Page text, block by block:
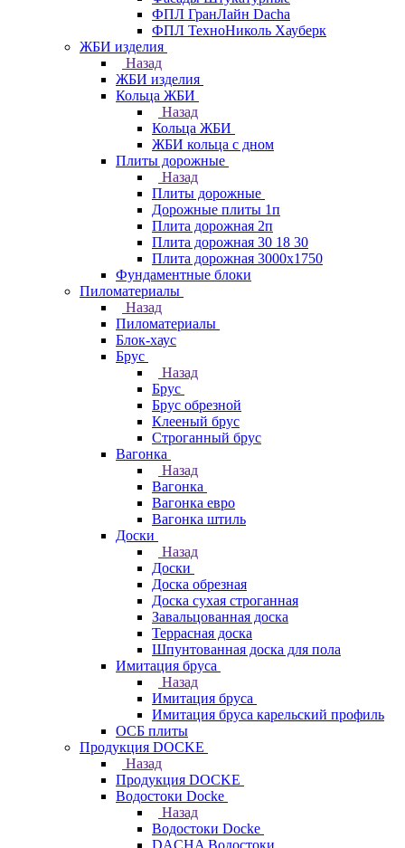
ФПЛ ГранЛайн Dacha
ФПЛ ТехноНиколь Хауберк
ЖБИ изделия
Назад
ЖБИ изделия
Кольца ЖБИ
Назад
Кольца ЖБИ
ЖБИ кольца с дном
Плиты дорожные
Назад
Плиты дорожные
Дорожные плиты 1п
Плита дорожная 2п
Плита дорожная 30 18 30
Плита дорожная 3000х1750
Фундаментные блоки
Пиломатериалы
Назад
Пиломатериалы
Блок-хаус
Брус
Назад
Брус
Брус обрезной
Клееный брус
Строганный брус
Вагонка
Назад
Вагонка
Вагонка евро
Вагонка штиль
Доски
Назад
Доски
Доска обрезная
Доска сухая строганная
Завальцованная доска
Террасная доска
Шпунтованная доска для пола
Имитация бруса
Назад
Имитация бруса
Имитация бруса карельский профиль
ОСБ плиты
Продукция DOCKE
Назад
Продукция DOCKE
Водостоки Docke
Назад
Водостоки Docke
DACHA Водостоки